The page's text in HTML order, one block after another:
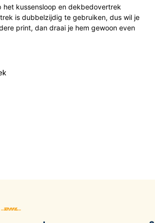
het kussensloop en dekbedovertrek
is dubbelzijdig te gebruiken, dus wil je
print, dan draai je hem gewoon even